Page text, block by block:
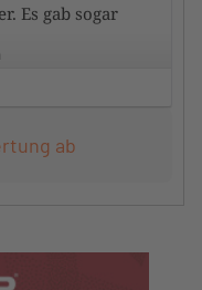
Es gab sogar
im
etc.
ab